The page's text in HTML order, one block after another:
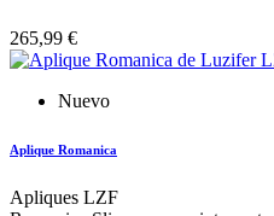
265,99 €
Nuevo
Aplique Romanica
Apliques LZF